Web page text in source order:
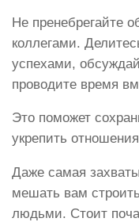
Не пренебрегайте
коллегами.
успехами,
проводите время
Это поможет
укрепить
Даже самая
мешать вам
людьми. Стоит